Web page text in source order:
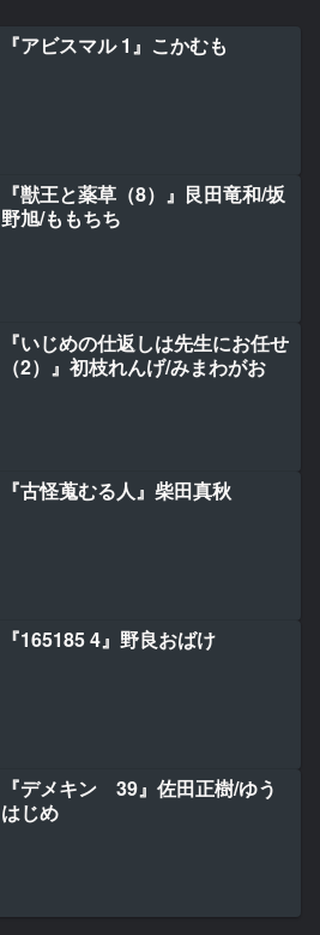
『アビスマル 1』こかむも
『獣王と薬草（8）』艮田竜和/坂
野旭/ももちち
『いじめの仕返しは先生にお任せ
（2）』初枝れんげ/みまわがお
『古怪蒐むる人』柴田真秋
『165185 4』野良おばけ
『デメキン 39』佐田正樹/ゆう
はじめ